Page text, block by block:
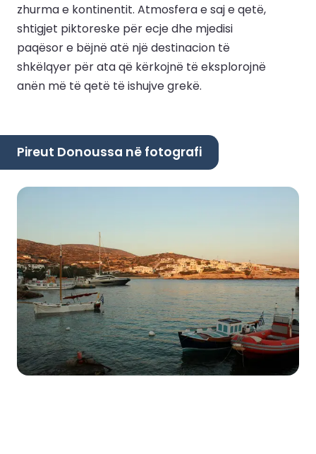
zhurma e kontinentit. Atmosfera e saj e qetë,
shtigjet piktoreske për ecje dhe mjedisi
paqësor e bëjnë atë një destinacion të
shkëlqyer për ata që kërkojnë të eksplorojnë
anën më të qetë të ishujve grekë.
Pireut Donoussa në fotografi